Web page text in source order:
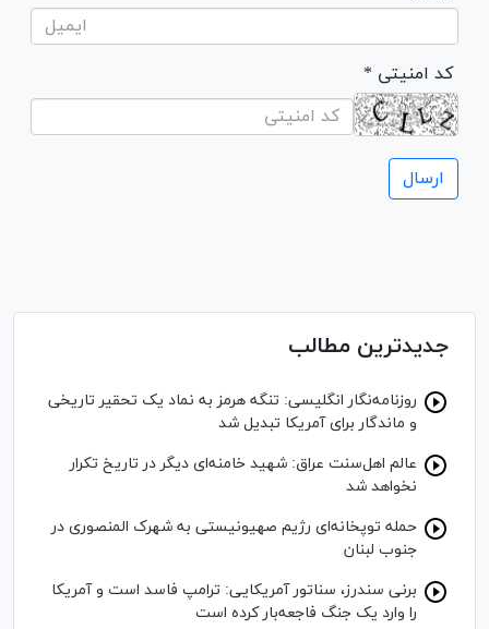
* کد امنیتی
جدیدترین مطالب
روزنامه‌نگار انگلیسی: تنگه هرمز به نماد یک تحقیر تاریخی
و ماندگار برای آمریکا تبدیل شد
عالم اهل‌سنت عراق: شهید خامنه‌ای دیگر در تاریخ تکرار
نخواهد شد
حمله توپخانه‌ای رژیم صهیونیستی به شهرک المنصوری در
جنوب لبنان
برنی سندرز، سناتور آمریکایی: ترامپ فاسد است و آمریکا
را وارد یک جنگ فاجعه‌بار کرده است